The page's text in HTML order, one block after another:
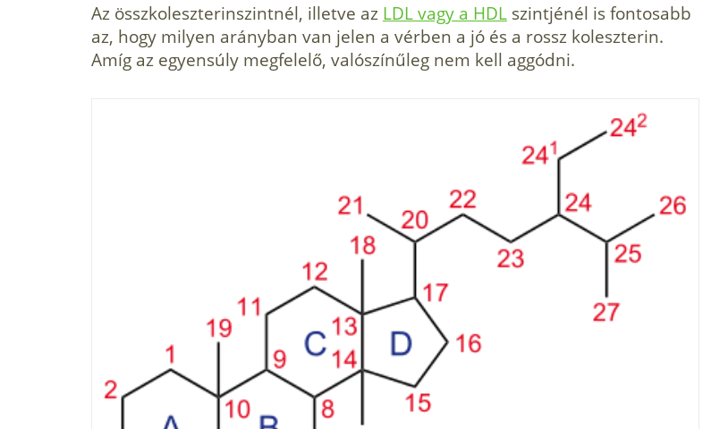
Az összkoleszterinszintnél, illetve az LDL vagy a HDL szintjénél is fontosabb
az, hogy milyen arányban van jelen a vérben a jó és a rossz koleszterin.
Amíg az egyensúly megfelelő, valószínűleg nem kell aggódni.